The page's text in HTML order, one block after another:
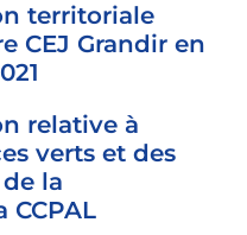
territoriale
CEJ Grandir en
relative à
verts et des
la